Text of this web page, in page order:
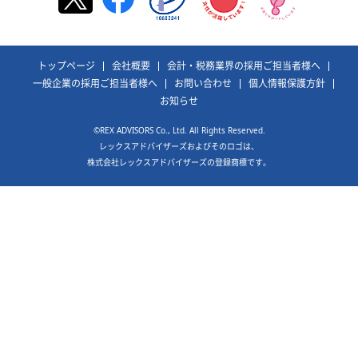
トップページ 会社概要
会計・税務業界の採用ご担当者様へ
一般企業の採用ご担当者様へ
お問い合わせ
個人情報保護方針
お知らせ
©REX ADVISORS Co., Ltd. All Rights Reserved.
レックスアドバイザーズおよびそのロゴは、
株式会社レックスアドバイザーズの登録商標です。